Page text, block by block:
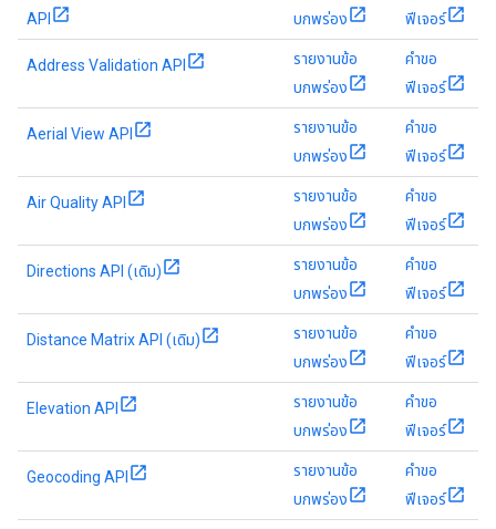
API
บกพร่อง
ฟีเจอร์
Address Validation API
รายงานข้อ
บกพร่อง
คำขอ
ฟีเจอร์
Aerial View API
รายงานข้อ
บกพร่อง
คำขอ
ฟีเจอร์
Air Quality API
รายงานข้อ
บกพร่อง
คำขอ
ฟีเจอร์
Directions API (เดิม)
รายงานข้อ
บกพร่อง
คำขอ
ฟีเจอร์
Distance Matrix API (เดิม)
รายงานข้อ
บกพร่อง
คำขอ
ฟีเจอร์
Elevation API
รายงานข้อ
บกพร่อง
คำขอ
ฟีเจอร์
Geocoding API
รายงานข้อ
บกพร่อง
คำขอ
ฟีเจอร์